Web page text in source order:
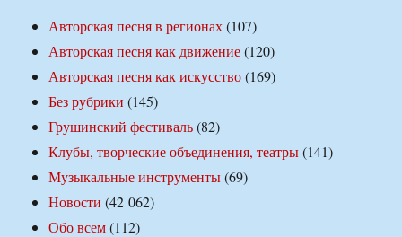
Авторская песня в регионах(107)
Авторская песня как движение(120)
Авторская песня как искусство(169)
Без рубрики (145)
Грушинский фестиваль(82)
Клубы, творческие объединения, театры(141)
Музыкальные инструменты(69)
Новости (42 062)
Обо всем(112)